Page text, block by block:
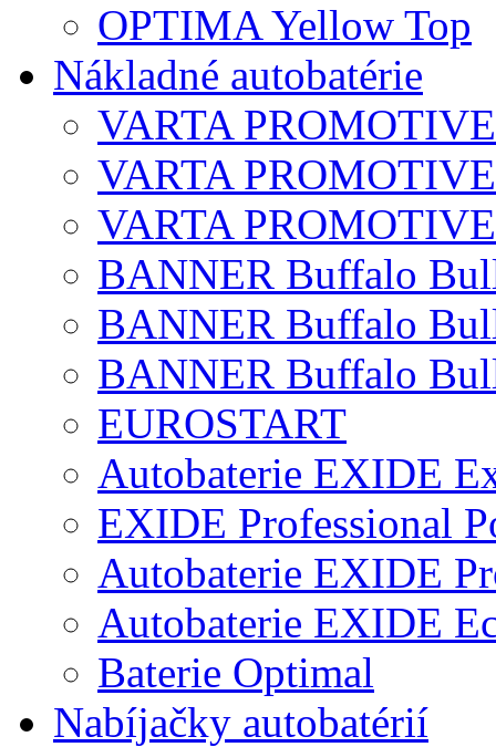
OPTIMA Yellow Top
Nákladné autobatérie
VARTA
VARTA
VARTA
BANNER Buffalo
BANNER Buffalo
BANNER Buffalo
EUROSTART
Autobaterie EXIDE
EXIDE Professional
Autobaterie EXIDE
Autobaterie EXIDE
Baterie Optimal
Nabíjačky autobatérií